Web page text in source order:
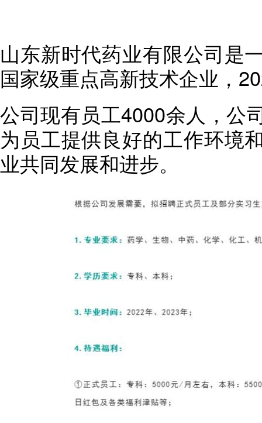
山东新时代药业有限公司是
国家级重点高新技术企业，
公司现有员工4000余人，公
为员工提供良好的工作环境
业共同发展和进步。